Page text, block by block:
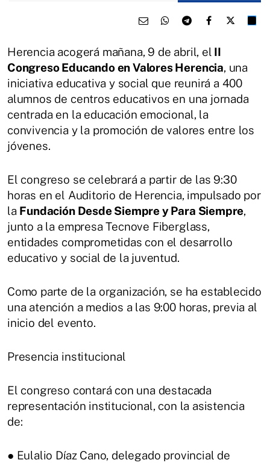
Herencia acogerá mañana, 9 de abril, el II
Congreso Educando en Valores Herencia, una
iniciativa educativa y social que reunirá a 400
alumnos de centros educativos en una jornada
centrada en la educación emocional, la
convivencia y la promoción de valores entre los
jóvenes.
El congreso se celebrará a partir de las 9:30
horas en el Auditorio de Herencia, impulsado por
la Fundación Desde Siempre y Para Siempre,
junto a la empresa Tecnove Fiberglass,
entidades comprometidas con el desarrollo
educativo y social de la juventud.
Como parte de la organización, se ha establecido
una atención a medios a las 9:00 horas, previa al
inicio del evento.
Presencia institucional
El congreso contará con una destacada
representación institucional, con la asistencia
de:
● Eulalio Díaz Cano, delegado provincial de